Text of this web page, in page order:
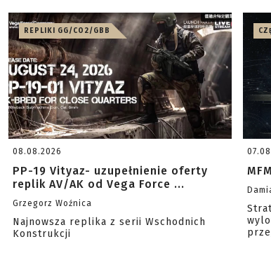
REPLIKI GG/CO2/GBB
08.08.2026
PP-19 Vityaz- uzupełnienie oferty
replik AV/AK od Vega Force ...
Grzegorz Woźnica
Najnowsza replika z serii Wschodnich
Konstrukcji